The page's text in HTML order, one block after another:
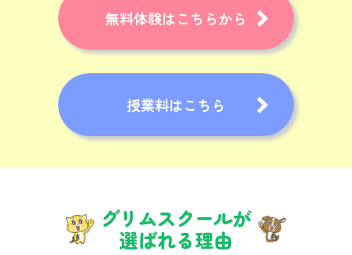
無料体験はこちらから
授業料はこちら
グリムスクールが
選ばれる理由